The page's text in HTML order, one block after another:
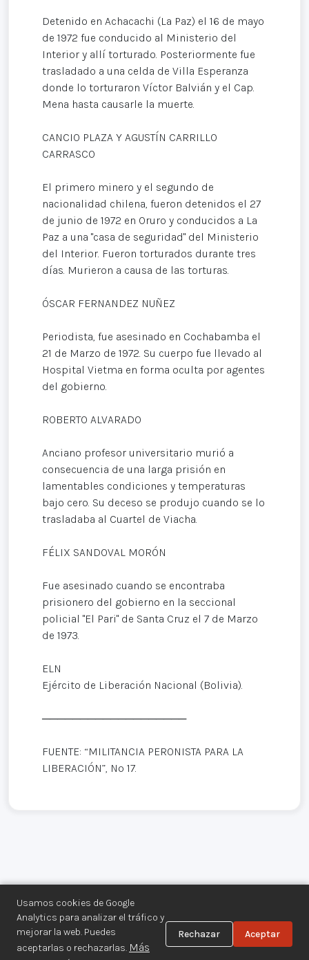
Usamos cookies de Google
Analytics para analizar el tráfico y
mejorar la web. Puedes
aceptarlas o rechazarlas. Más
Rechazar Aceptar
Detenido en Achacachi (La Paz) el 16 de mayo
de 1972 fue conducido al Ministerio del
Interior y allí torturado. Posteriormente fue
trasladado a una celda de Villa Esperanza
donde lo torturaron Víctor Balvián y el Cap.
Mena hasta causarle la muerte.
CANCIO PLAZA Y AGUSTÍN CARRILLO
CARRASCO
El primero minero y el segundo de
nacionalidad chilena, fueron detenidos el 27
de junio de 1972 en Oruro y conducidos a La
Paz a una "casa de seguridad" del Ministerio
del Interior. Fueron torturados durante tres
días. Murieron a causa de las torturas.
ÓSCAR FERNANDEZ NUÑEZ
Periodista, fue asesinado en Cochabamba el
21 de Marzo de 1972. Su cuerpo fue llevado al
Hospital Vietma en forma oculta por agentes
del gobierno.
ROBERTO ALVARADO
Anciano profesor universitario murió a
consecuencia de una larga prisión en
lamentables condiciones y temperaturas
bajo cero. Su deceso se produjo cuando se lo
trasladaba al Cuartel de Viacha.
FÉLIX SANDOVAL MORÓN
Fue asesinado cuando se encontraba
prisionero del gobierno en la seccional
policial "El Pari" de Santa Cruz el 7 de Marzo
de 1973.
ELN
Ejército de Liberación Nacional (Bolivia).
───────────────────
FUENTE: “MILITANCIA PERONISTA PARA LA
LIBERACIÓN”, Nº 17.
Centro de Documentación de los
Movimientos Armados©